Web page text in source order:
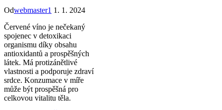
Odwebmaster1 1. 1. 2024
Červené víno je nečekaný
spojenec v detoxikaci
organismu díky obsahu
antioxidantů a prospěšných
látek. Má protizánětlivé
vlastnosti a podporuje zdraví
srdce. Konzumace v míře
může být prospěšná pro
celkovou vitalitu těla.